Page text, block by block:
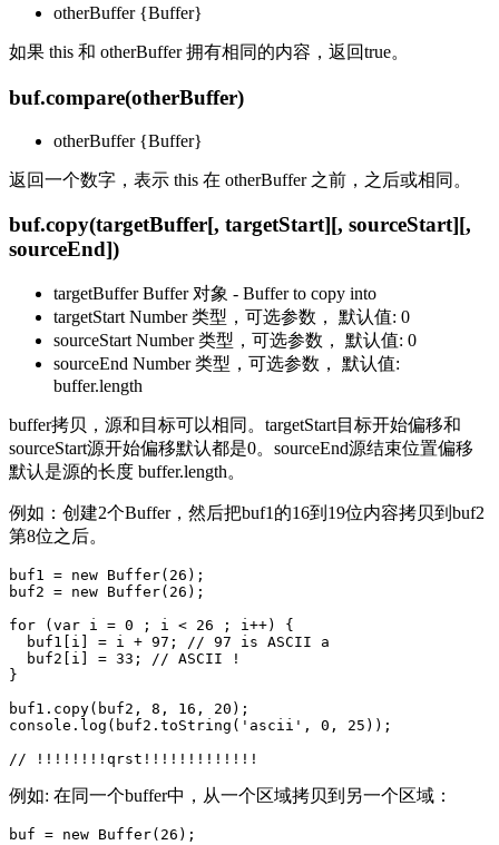
otherBuffer {Buffer}
如果 this 和 otherBuffer 拥有相同的内容，返回true。
buf.compare(otherBuffer)
otherBuffer {Buffer}
返回一个数字，表示 this 在 otherBuffer 之前，之后或相同。
buf.copy(targetBuffer[, targetStart][, sourceStart][,
sourceEnd])
targetBuffer Buffer 对象 - Buffer to copy into
targetStart Number 类型，可选参数， 默认值: 0
sourceStart Number 类型，可选参数， 默认值: 0
sourceEnd Number 类型，可选参数， 默认值:
buffer.length
buffer拷贝，源和目标可以相同。targetStart目标开始偏移和
sourceStart源开始偏移默认都是0。sourceEnd源结束位置偏移
默认是源的长度 buffer.length。
例如：创建2个Buffer，然后把buf1的16到19位内容拷贝到buf2
第8位之后。
buf1 = new Buffer(26);
buf2 = new Buffer(26);
for (var i = 0 ; i < 26 ; i++) {
  buf1[i] = i + 97; // 97 is ASCII a
  buf2[i] = 33; // ASCII !
}
buf1.copy(buf2, 8, 16, 20);
console.log(buf2.toString('ascii', 0, 25));
例如: 在同一个buffer中，从一个区域拷贝到另一个区域：
buf = new Buffer(26);